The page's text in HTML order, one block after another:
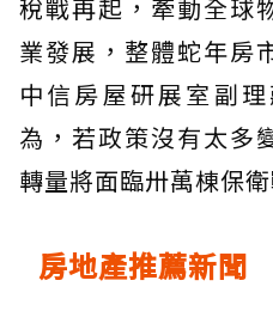
稅戰再起，牽動全球
業發展，整體蛇年房
中信房屋研展室副
為，若政策沒有太多
轉量將面臨卅萬棟保衛
房地產推薦新聞